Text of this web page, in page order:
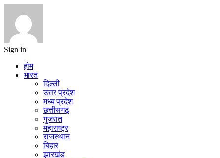
Sign in
होम
भारत
दिल्ली
उत्तर प्रदेश
मध्य प्रदेश
छत्तीसगढ़
गुजरात
महाराष्ट्र
राजस्थान
बिहार
झारखंड